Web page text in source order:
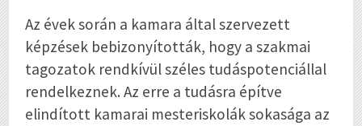
Az évek során a kamara által szervezett
képzések bebizonyították, hogy a szakmai
tagozatok rendkívül széles tudáspotenciállal
rendelkeznek. Az erre a tudásra építve
elindított kamarai mesteriskolák sokasága az